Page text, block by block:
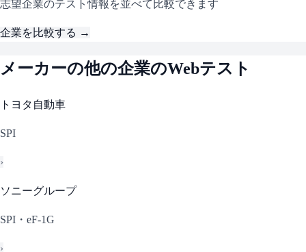
志望企業のテスト情報を並べて比較できます
企業を比較する →
メーカーの他の企業のWebテスト
トヨタ自動車
SPI
›
ソニーグループ
SPI・eF-1G
›